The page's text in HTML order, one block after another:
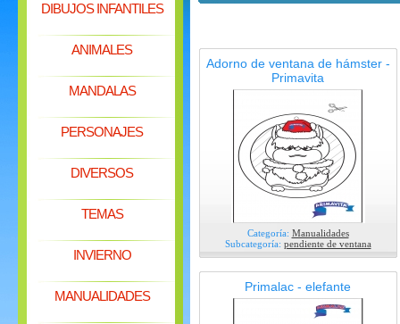
DIBUJOS INFANTILES
ANIMALES
MANDALAS
PERSONAJES
DIVERSOS
TEMAS
INVIERNO
MANUALIDADES
Adorno de ventana de hámster -
Primavita
Categoría: Manualidades
Subcategoría: pendiente de ventana
Primalac - elefante